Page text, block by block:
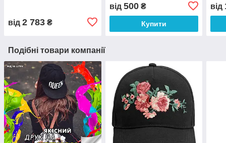
від 2 783 ₴
від 500₴
Купити
від
Подібні товари компанії